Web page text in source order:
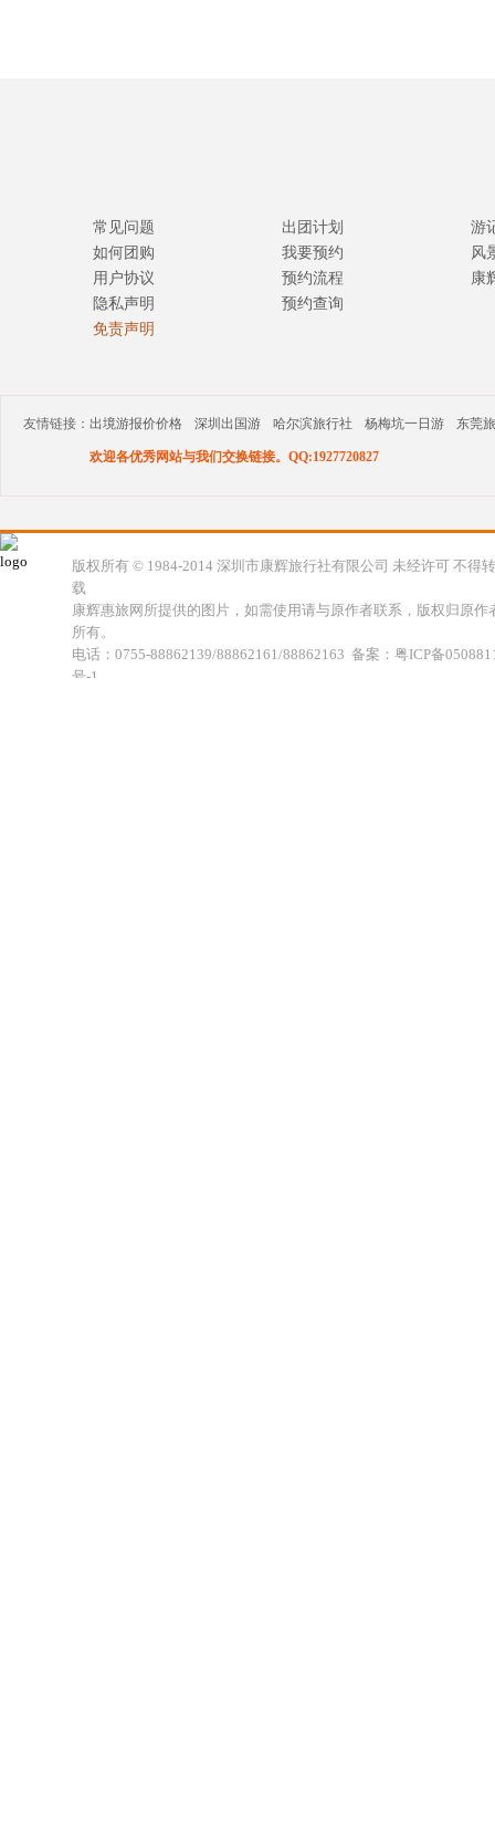
常见问题
如何团购
用户协议
隐私声明
免责声明
出团计划
我要预约
预约流程
预约查询
游
风
康
友情链接： 出境游报价价格 深圳出国游 哈尔滨旅行社 杨梅坑一日游 东莞
欢迎各优秀网站与我们交换链接。QQ:1927720827
版权所有 © 1984-2014 深圳市康辉旅行社有限公司 未经许可 不得转
载
康辉惠旅网所提供的图片，如需使用请与原作者联系，版权归原作
所有。
电话：0755-88862139/88862161/88862163 备案：粤ICP备
号-1